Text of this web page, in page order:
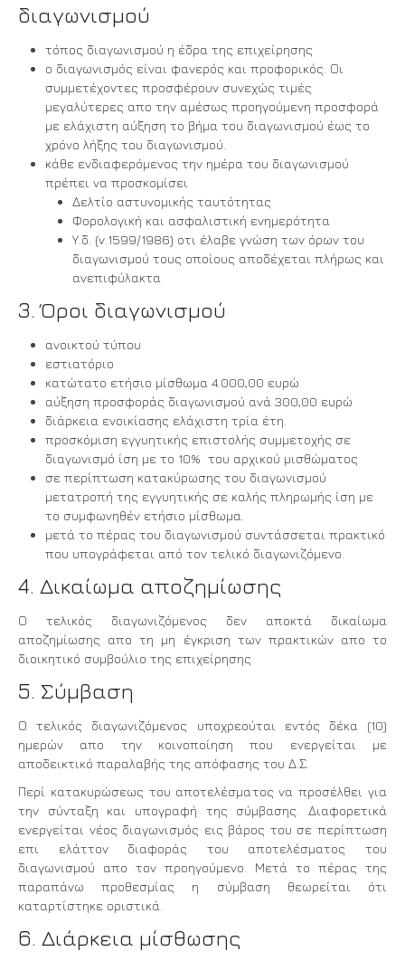
διαγωνισμού
τόπος διαγωνισμού η έδρα της επιχείρησης
ο διαγωνισμός είναι φανερός και προφορικός. Οι
συμμετέχοντες προσφέρουν συνεχώς τιμές
μεγαλύτερες απο την αμέσως προηγούμενη προσφορά
με ελάχιστη αύξηση το βήμα του διαγωνισμού έως το
χρόνο λήξης του διαγωνισμού.
κάθε ενδιαφερόμενος την ημέρα του διαγωνισμού
πρέπει να προσκομίσει
Δελτίο αστυνομικής ταυτότητας
Φορολογική και ασφαλιστική ενημερότητα
Υ.δ. (ν.1599/1986) οτι έλαβε γνώση των όρων του
διαγωνισμού τους οποίους αποδέχεται πλήρως και
ανεπιφύλακτα
3. Όροι διαγωνισμού
ανοικτού τύπου
εστιατόριο
κατώτατο ετήσιο μίσθωμα 4.000,00 ευρώ
αύξηση προσφοράς διαγωνισμού ανά 300,00 ευρώ
διάρκεια ενοικίασης ελάχιστη τρία έτη.
προσκόμιση εγγυητικής επιστολής συμμετοχής σε
διαγωνισμό ίση με το 10% του αρχικού μισθώματος
σε περίπτωση κατακύρωσης του διαγωνισμού
μετατροπή της εγγυητικής σε καλής πληρωμής ίση με
το συμφωνηθέν ετήσιο μίσθωμα.
μετά το πέρας του διαγωνισμού συντάσσεται πρακτικό
που υπογράφεται από τον τελικό διαγωνιζόμενο.
4. Δικαίωμα αποζημίωσης
Ο τελικός διαγωνιζόμενος δεν αποκτά δικαίωμα
αποζημίωσης απο τη μη έγκριση των πρακτικών απο το
διοικητικό συμβούλιο της επιχείρησης
5. Σύμβαση
Ο τελικός διαγωνιζόμενος υποχρεούται εντός δέκα (10)
ημερών απο την κοινοποίηση που ενεργείται με
αποδεικτικό παραλαβής της απόφασης του Δ.Σ.
Περί κατακυρώσεως του αποτελέσματος να προσέλθει για
την σύνταξη και υπογραφή της σύμβασης. Διαφορετικά
ενεργείται νέος διαγωνισμός εις βάρος του σε περίπτωση
επι ελάττον διαφοράς του αποτελέσματος του
διαγωνισμού απο τον προηγούμενο. Μετά το πέρας της
παραπάνω προθεσμίας η σύμβαση θεωρείται ότι
καταρτίστηκε οριστικά.
6. Διάρκεια μίσθωσης